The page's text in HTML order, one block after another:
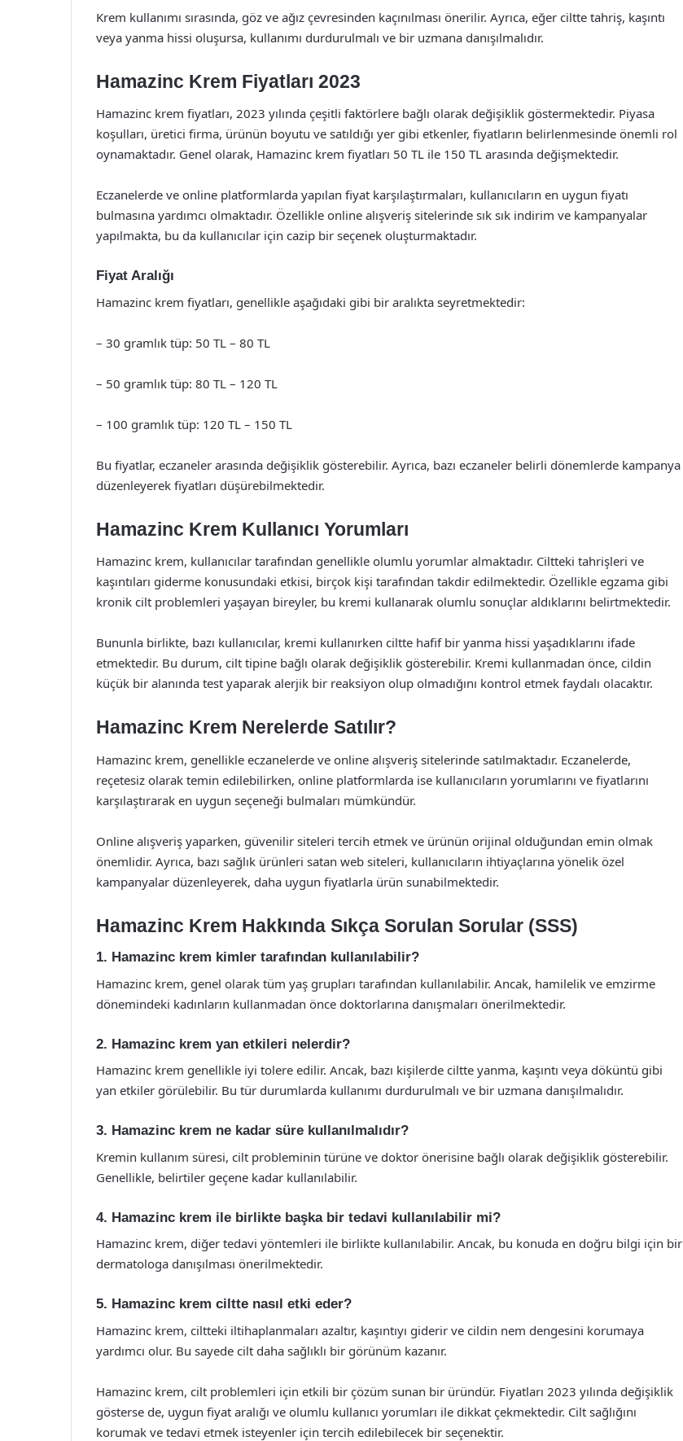
Krem kullanımı sırasında, göz ve ağız çevresinden kaçınılması önerilir. Ayrıca, eğer ciltte tahriş, kaşıntı
veya yanma hissi oluşursa, kullanımı durdurulmalı ve bir uzmana danışılmalıdır.
Hamazinc Krem Fiyatları 2023
Hamazinc krem fiyatları, 2023 yılında çeşitli faktörlere bağlı olarak değişiklik göstermektedir. Piyasa
koşulları, üretici firma, ürünün boyutu ve satıldığı yer gibi etkenler, fiyatların belirlenmesinde önemli rol
oynamaktadır. Genel olarak, Hamazinc krem fiyatları 50 TL ile 150 TL arasında değişmektedir.
Eczanelerde ve online platformlarda yapılan fiyat karşılaştırmaları, kullanıcıların en uygun fiyatı
bulmasına yardımcı olmaktadır. Özellikle online alışveriş sitelerinde sık sık indirim ve kampanyalar
yapılmakta, bu da kullanıcılar için cazip bir seçenek oluşturmaktadır.
Fiyat Aralığı
Hamazinc krem fiyatları, genellikle aşağıdaki gibi bir aralıkta seyretmektedir:
– 30 gramlık tüp: 50 TL – 80 TL
– 50 gramlık tüp: 80 TL – 120 TL
– 100 gramlık tüp: 120 TL – 150 TL
Bu fiyatlar, eczaneler arasında değişiklik gösterebilir. Ayrıca, bazı eczaneler belirli dönemlerde kampanya
düzenleyerek fiyatları düşürebilmektedir.
Hamazinc Krem Kullanıcı Yorumları
Hamazinc krem, kullanıcılar tarafından genellikle olumlu yorumlar almaktadır. Ciltteki tahrişleri ve
kaşıntıları giderme konusundaki etkisi, birçok kişi tarafından takdir edilmektedir. Özellikle egzama gibi
kronik cilt problemleri yaşayan bireyler, bu kremi kullanarak olumlu sonuçlar aldıklarını belirtmektedir.
Bununla birlikte, bazı kullanıcılar, kremi kullanırken ciltte hafif bir yanma hissi yaşadıklarını ifade
etmektedir. Bu durum, cilt tipine bağlı olarak değişiklik gösterebilir. Kremi kullanmadan önce, cildin
küçük bir alanında test yaparak alerjik bir reaksiyon olup olmadığını kontrol etmek faydalı olacaktır.
Hamazinc Krem Nerelerde Satılır?
Hamazinc krem, genellikle eczanelerde ve online alışveriş sitelerinde satılmaktadır. Eczanelerde,
reçetesiz olarak temin edilebilirken, online platformlarda ise kullanıcıların yorumlarını ve fiyatlarını
karşılaştırarak en uygun seçeneği bulmaları mümkündür.
Online alışveriş yaparken, güvenilir siteleri tercih etmek ve ürünün orijinal olduğundan emin olmak
önemlidir. Ayrıca, bazı sağlık ürünleri satan web siteleri, kullanıcıların ihtiyaçlarına yönelik özel
kampanyalar düzenleyerek, daha uygun fiyatlarla ürün sunabilmektedir.
Hamazinc Krem Hakkında Sıkça Sorulan Sorular (SSS)
1. Hamazinc krem kimler tarafından kullanılabilir?
Hamazinc krem, genel olarak tüm yaş grupları tarafından kullanılabilir. Ancak, hamilelik ve emzirme
dönemindeki kadınların kullanmadan önce doktorlarına danışmaları önerilmektedir.
2. Hamazinc krem yan etkileri nelerdir?
Hamazinc krem genellikle iyi tolere edilir. Ancak, bazı kişilerde ciltte yanma, kaşıntı veya döküntü gibi
yan etkiler görülebilir. Bu tür durumlarda kullanımı durdurulmalı ve bir uzmana danışılmalıdır.
3. Hamazinc krem ne kadar süre kullanılmalıdır?
Kremin kullanım süresi, cilt probleminin türüne ve doktor önerisine bağlı olarak değişiklik gösterebilir.
Genellikle, belirtiler geçene kadar kullanılabilir.
4. Hamazinc krem ile birlikte başka bir tedavi kullanılabilir mi?
Hamazinc krem, diğer tedavi yöntemleri ile birlikte kullanılabilir. Ancak, bu konuda en doğru bilgi için bir
dermatologa danışılması önerilmektedir.
5. Hamazinc krem ciltte nasıl etki eder?
Hamazinc krem, ciltteki iltihaplanmaları azaltır, kaşıntıyı giderir ve cildin nem dengesini korumaya
yardımcı olur. Bu sayede cilt daha sağlıklı bir görünüm kazanır.
Hamazinc krem, cilt problemleri için etkili bir çözüm sunan bir üründür. Fiyatları 2023 yılında değişiklik
gösterse de, uygun fiyat aralığı ve olumlu kullanıcı yorumları ile dikkat çekmektedir. Cilt sağlığını
korumak ve tedavi etmek isteyenler için tercih edilebilecek bir seçenektir.